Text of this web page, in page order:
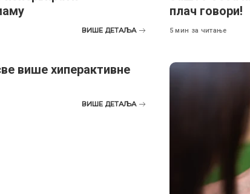
ВИШЕ ДЕТАЉА
плач говори!
5 мин за читање
више хиперактивне
ВИШЕ ДЕТАЉА